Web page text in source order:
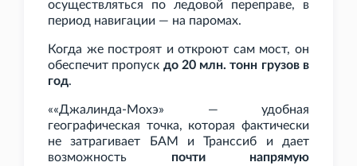
осуществляться по ледовой переправе, в
период навигации — на паромах.
Когда же построят и откроют сам мост, он
обеспечит пропуск до 20 млн. тонн грузов в
год.
««Джалинда-Мохэ» — удобная
географическая точка, которая фактически
не затрагивает БАМ и Транссиб и дает
возможность почти напрямую